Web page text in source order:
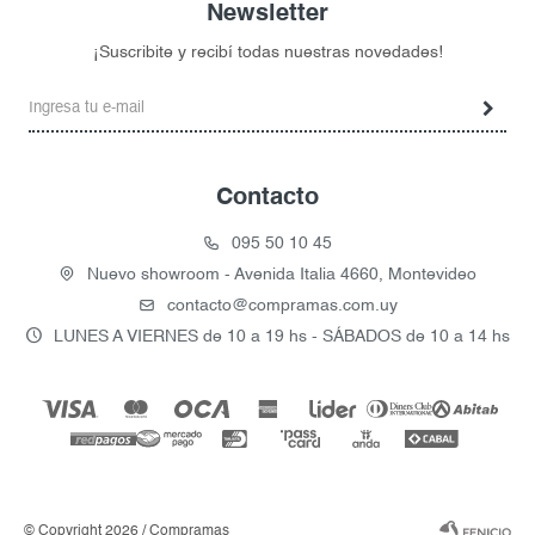
Contacto
095 50 10 45
Nuevo showroom - Avenida Italia 4660, Montevideo
contacto@compramas.com.uy
LUNES A VIERNES de 10 a 19 hs - SÁBADOS de 10 a 14 hs
Newsletter
¡Suscribite y recibí todas nuestras novedades!
© Copyright 2026 / Compramas